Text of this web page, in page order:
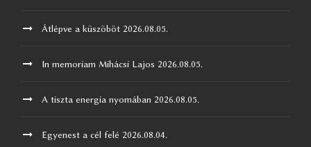
Átlépve a küszöböt 2026.08.05.
In memoriam Mihácsi Lajos 2026.08.05.
A tiszta energia nyomában 2026.08.05.
Egyenest a cél felé 2026.08.04.